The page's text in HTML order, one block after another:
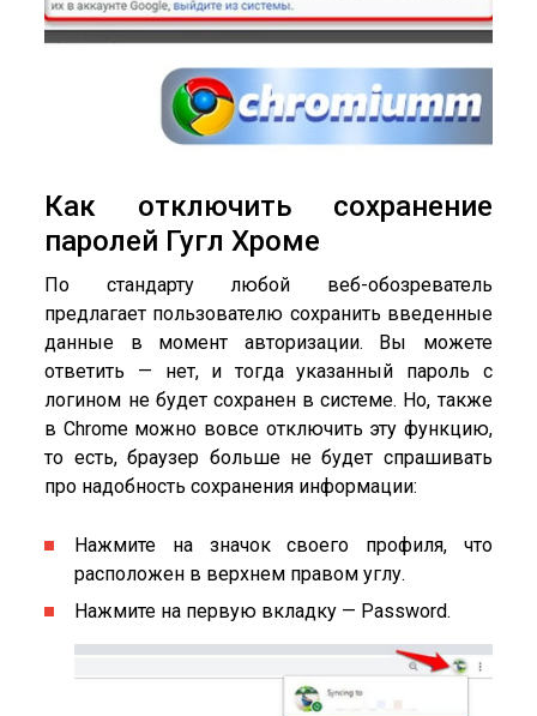
Как отключить сохранение
паролей Гугл Хроме
По стандарту любой веб-обозреватель
предлагает пользователю сохранить введенные
данные в момент авторизации. Вы можете
ответить — нет, и тогда указанный пароль с
логином не будет сохранен в системе. Но, также
в Chrome можно вовсе отключить эту функцию,
то есть, браузер больше не будет спрашивать
про надобность сохранения информации:
Нажмите на значок своего профиля, что
расположен в верхнем правом углу.
Нажмите на первую вкладку — Password.